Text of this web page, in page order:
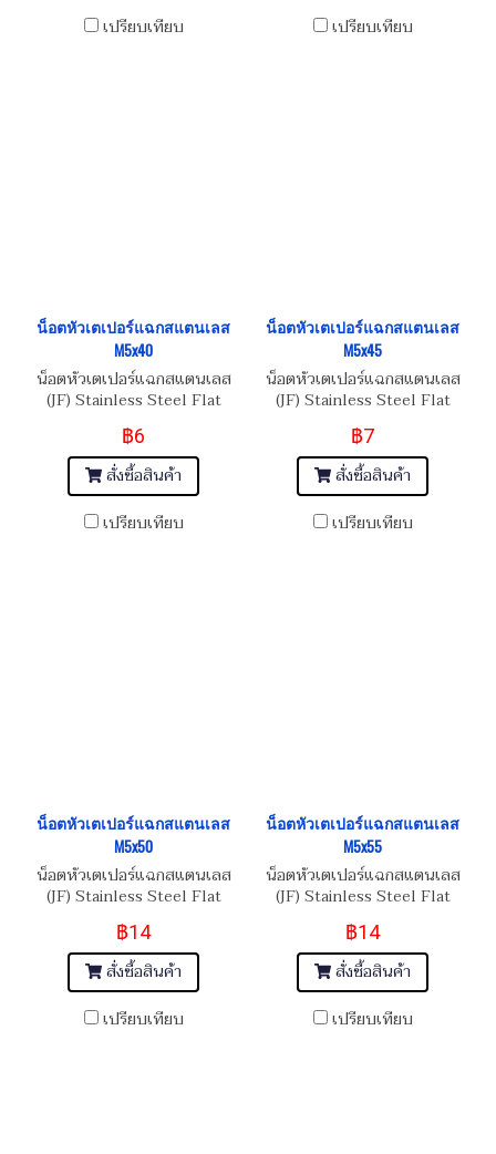
เปรียบเทียบ เปรียบเทียบ
น็อตหัวเตเปอร์แฉกสแตนเลส
M5x40
น็อตหัวเตเปอร์แฉกสแตนเลส
(JF) Stainless Steel Flat
Phillip Taper Head Screw
M5x0.8x40
฿6
สั่งซื้อสินค้า
เปรียบเทียบ
น็อตหัวเตเปอร์แฉกสแตนเลส
M5x45
น็อตหัวเตเปอร์แฉกสแตนเลส
(JF) Stainless Steel Flat
Phillip Taper Head Screw
M5x0.8x45
฿7
สั่งซื้อสินค้า
เปรียบเทียบ
น็อตหัวเตเปอร์แฉกสแตนเลส
M5x50
น็อตหัวเตเปอร์แฉกสแตนเลส
(JF) Stainless Steel Flat
Phillip Taper Head Screw
M5x0.8x50
฿14
สั่งซื้อสินค้า
เปรียบเทียบ
น็อตหัวเตเปอร์แฉกสแตนเลส
M5x55
น็อตหัวเตเปอร์แฉกสแตนเลส
(JF) Stainless Steel Flat
Phillip Taper Head Screw
M5x0.8x55
฿14
สั่งซื้อสินค้า
เปรียบเทียบ